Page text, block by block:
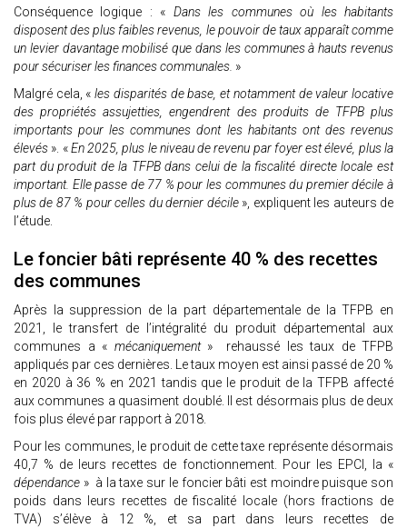
Conséquence logique : « Dans les communes où les habitants
disposent des plus faibles revenus, le pouvoir de taux apparaît comme
un levier davantage mobilisé que dans les communes à hauts revenus
pour sécuriser les finances communales. »
Malgré cela, «les disparités de base, et notamment de valeur locative
des propriétés assujetties, engendrent des produits de TFPB plus
importants pour les communes dont les habitants ont des revenus
élevés ». «En 2025, plus le niveau de revenu par foyer est élevé, plus la
part du produit de la TFPB dans celui de la fiscalité directe locale est
important. Elle passe de 77 % pour les communes du premier décile à
plus de 87 % pour celles du dernier décile », expliquent les auteurs de
l’étude.
Le foncier bâti représente 40 % des recettes
des communes
Après la suppression de la part départementale de la TFPB en
2021, le transfert de l’intégralité du produit départemental aux
communes a « mécaniquement» rehaussé les taux de TFPB
appliqués par ces dernières. Le taux moyen est ainsi passé de 20 %
en 2020 à 36 % en 2021 tandis que le produit de la TFPB affecté
aux communes a quasiment doublé. Il est désormais plus de deux
fois plus élevé par rapport à 2018.
Pour les communes, le produit de cette taxe représente désormais
40,7 % de leurs recettes de fonctionnement. Pour les EPCI, la «
dépendance » à la taxe sur le foncier bâti est moindre puisque son
poids dans leurs recettes de fiscalité locale (hors fractions de
TVA) s’élève à 12 %, et sa part dans leurs recettes de